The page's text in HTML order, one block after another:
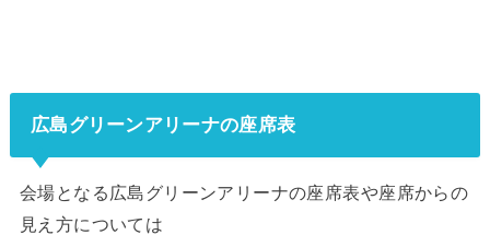
広島グリーンアリーナの座席表
会場となる広島グリーンアリーナの座席表や座席からの
見え方については